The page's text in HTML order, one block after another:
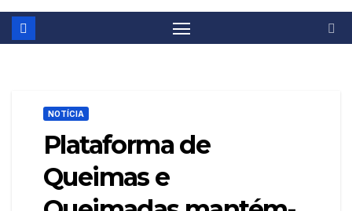
NOTÍCIA
Plataforma de
Queimas e